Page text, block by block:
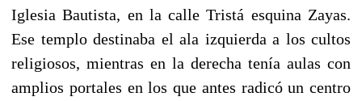
Iglesia Bautista, en la calle Tristá esquina Zayas.
Ese templo destinaba el ala izquierda a los cultos
religiosos, mientras en la derecha tenía aulas con
amplios portales en los que antes radicó un centro